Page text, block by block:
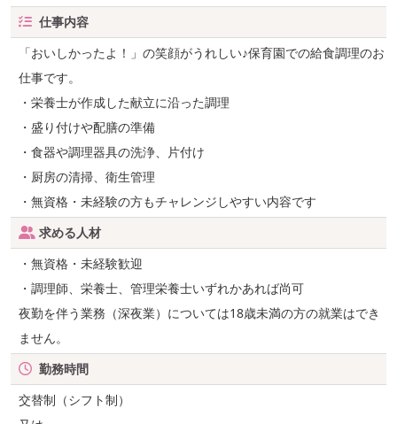
仕事内容
「おいしかったよ！」の笑顔がうれしい♪保育園での給食調理のお
仕事です。
・栄養士が作成した献立に沿った調理
・盛り付けや配膳の準備
・食器や調理器具の洗浄、片付け
・厨房の清掃、衛生管理
・無資格・未経験の方もチャレンジしやすい内容です
求める人材
・無資格・未経験歓迎
・調理師、栄養士、管理栄養士いずれかあれば尚可
夜勤を伴う業務（深夜業）については18歳未満の方の就業はでき
ません。
勤務時間
交替制（シフト制）